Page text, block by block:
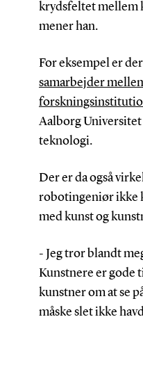
krydsfeltet mellem
mener han.
For eksempel er
samarbejder
Aalborg Universitet
teknologi.
Der er da også
robotingeniør ikke
med kunst og
- Jeg tror blandt
Kunstnere er gode
kunstner om at se
måske slet ikke